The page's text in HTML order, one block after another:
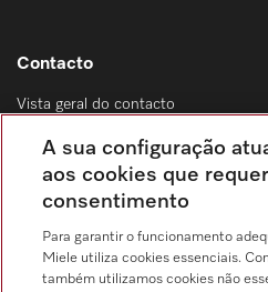
Contacto
Vista geral do contacto
Distribuição & Serviço de assistência
Chamada para a rede fixa, de acordo
A sua configuração
aos cookies que
consentimento
Para garantir o funcionamento
Miele utiliza cookies essenciais.
também utilizamos cookies não